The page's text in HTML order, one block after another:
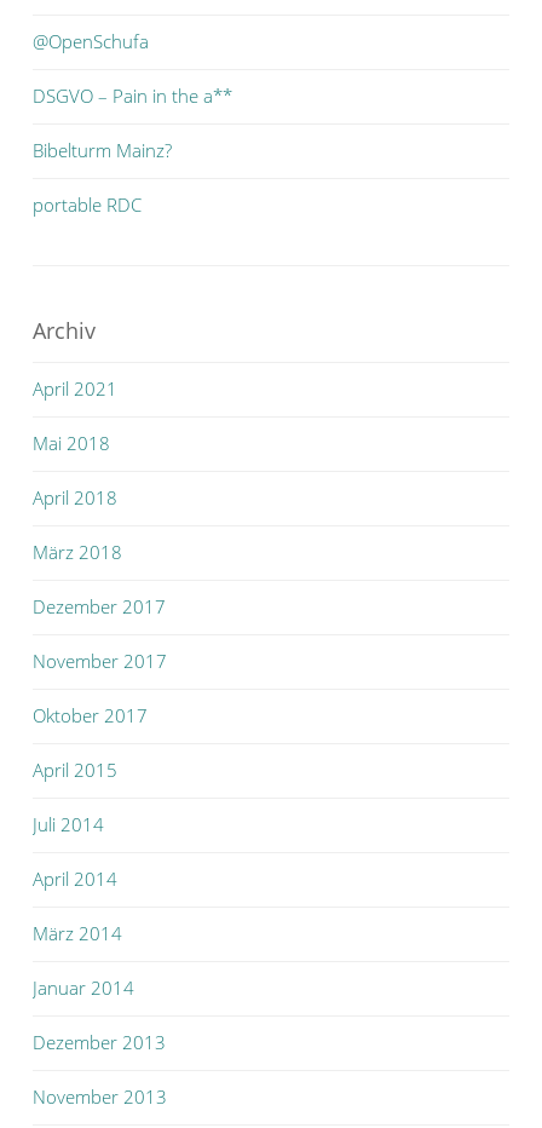
@OpenSchufa
DSGVO – Pain in the a**
Bibelturm Mainz?
portable RDC
Archiv
April 2021
Mai 2018
April 2018
März 2018
Dezember 2017
November 2017
Oktober 2017
April 2015
Juli 2014
April 2014
März 2014
Januar 2014
Dezember 2013
November 2013